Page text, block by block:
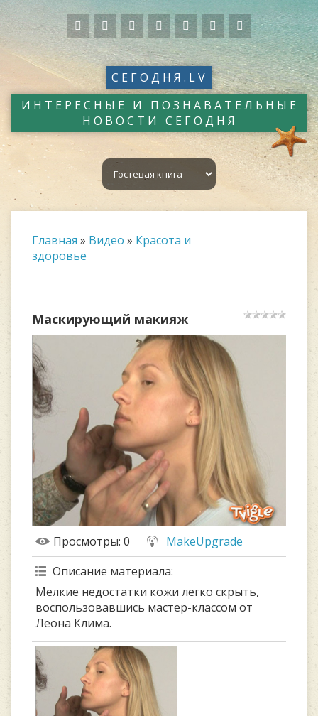
СЕГОДНЯ.LV
ИНТЕРЕСНЫЕ И ПОЗНАВАТЕЛЬНЫЕ
НОВОСТИ СЕГОДНЯ
Главная » Видео » Красота и
здоровье
Маскирующий макияж
Просмотры: 0
MakeUpgrade
Описание материала:
Мелкие недостатки кожи легко скрыть,
воспользовавшись мастер-классом от
Леона Клима.